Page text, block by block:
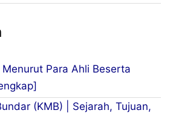
Para Ahli Beserta
(KMB) | Sejarah, Tujuan,